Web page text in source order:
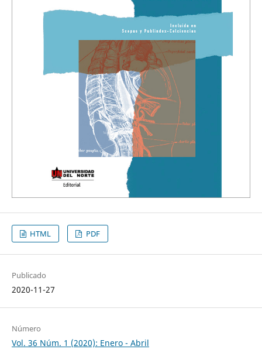
HTML PDF
Publicado
2020-11-27
Número
Vol. 36 Núm. 1 (2020): Enero - Abril